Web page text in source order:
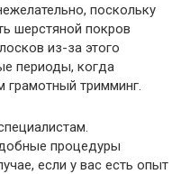
поскольку
шерстяной покров
из-за этого
периоды, когда
тримминг.
процедуры
если у вас есть опыт